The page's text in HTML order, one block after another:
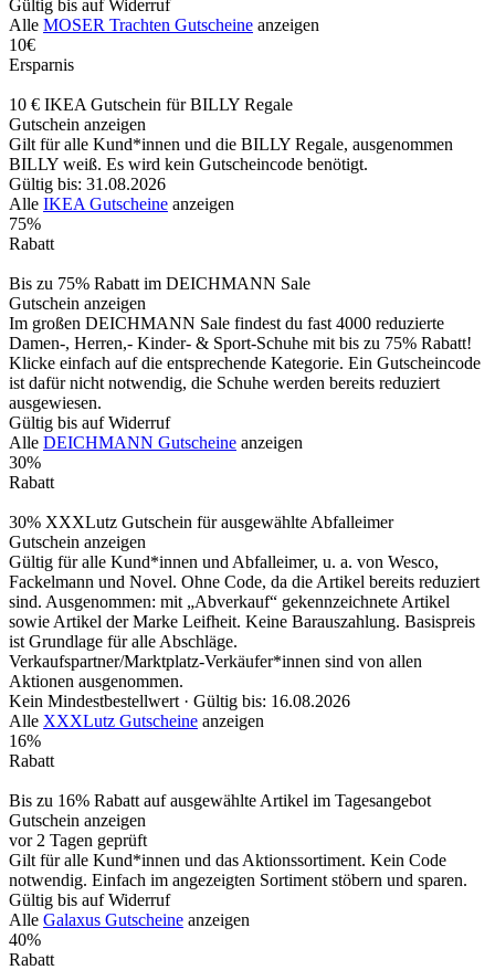
Gültig bis auf Widerruf
Alle MOSER Trachten Gutscheine anzeigen
10€
Ersparnis
10 € IKEA Gutschein für BILLY Regale
Gutschein anzeigen
Gilt für alle Kund*innen und die BILLY Regale, ausgenommen
BILLY weiß. Es wird kein Gutscheincode benötigt.
Gültig bis: 31.08.2026
Alle IKEA Gutscheine anzeigen
75%
Rabatt
Bis zu 75% Rabatt im DEICHMANN Sale
Gutschein anzeigen
Im großen DEICHMANN Sale findest du fast 4000 reduzierte
Damen-, Herren,- Kinder- & Sport-Schuhe mit bis zu 75% Rabatt!
Klicke einfach auf die entsprechende Kategorie. Ein Gutscheincode
ist dafür nicht notwendig, die Schuhe werden bereits reduziert
ausgewiesen.
Gültig bis auf Widerruf
Alle DEICHMANN Gutscheine anzeigen
30%
Rabatt
30% XXXLutz Gutschein für ausgewählte Abfalleimer
Gutschein anzeigen
Gültig für alle Kund*innen und Abfalleimer, u. a. von Wesco,
Fackelmann und Novel. Ohne Code, da die Artikel bereits reduziert
sind. Ausgenommen: mit „Abverkauf“ gekennzeichnete Artikel
sowie Artikel der Marke Leifheit. Keine Barauszahlung. Basispreis
ist Grundlage für alle Abschläge.
Verkaufspartner/Marktplatz‑Verkäufer*innen sind von allen
Aktionen ausgenommen.
Kein Mindestbestellwert · Gültig bis: 16.08.2026
Alle XXXLutz Gutscheine anzeigen
16%
Rabatt
Bis zu 16% Rabatt auf ausgewählte Artikel im Tagesangebot
Gutschein anzeigen
vor 2 Tagen geprüft
Gilt für alle Kund*innen und das Aktionssortiment. Kein Code
notwendig. Einfach im angezeigten Sortiment stöbern und sparen.
Gültig bis auf Widerruf
Alle Galaxus Gutscheine anzeigen
40%
Rabatt